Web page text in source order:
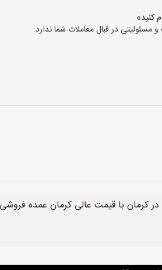
در قبال معاملات شما ندارد.
با قیمت عالی کرمان عمده فروشی